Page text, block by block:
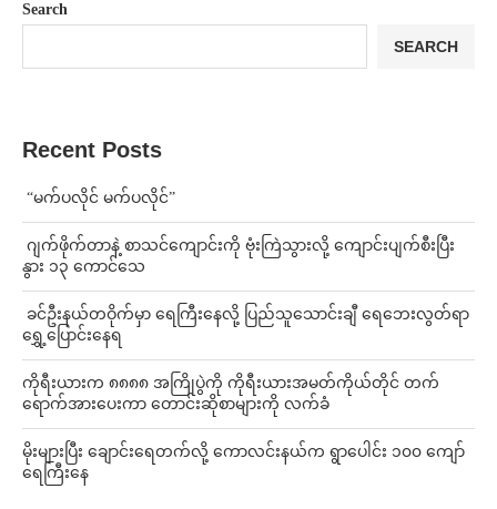
Search
SEARCH
Recent Posts
⁨ ⁨“မက်ပလိုင် မက်ပလိုင်”
⁨⁩ ⁨ဂျက်ဖိုက်တာနဲ့ စာသင်ကျောင်းကို ဗုံးကြဲသွားလို့ ကျောင်းပျက်စီးပြီး
နွား ၁၃ ကောင်သေ
⁩ ⁨ခင်ဦးနယ်တဝိုက်မှာ ရေကြီးနေလို့ ပြည်သူသောင်းချီ ရေဘေးလွတ်ရာ
ရွှေ့ပြောင်းနေရ
ကိုရီးယားက ၈၈၈၈ အကြိုပွဲကို ကိုရီးယားအမတ်ကိုယ်တိုင် တက်
ရောက်အားပေးကာ တောင်းဆိုစာများကို လက်ခံ
⁨မိုးများပြီး ချောင်းရေတက်လို့ ကောလင်းနယ်က ရွာပေါင်း ၁၀၀ ကျော်
ရေကြီးနေ